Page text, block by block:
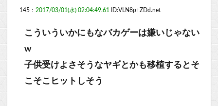
145： 2017/03/01(水) 02:04:49.61 ID:VLN8p+ZDd.net
こういういかにもなバカゲーは嫌いじゃない
w
子供受けよさそうなヤギとかも移植するとそ
こそこヒットしそう